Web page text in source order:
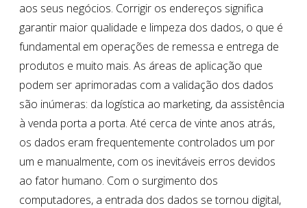
aos seus negócios. Corrigir os endereços significa
garantir maior qualidade e limpeza dos dados, o que é
fundamental em operações de remessa e entrega de
produtos e muito mais. As áreas de aplicação que
podem ser aprimoradas com a validação dos dados
são inúmeras: da logística ao marketing, da assistência
à venda porta a porta. Até cerca de vinte anos atrás,
os dados eram frequentemente controlados um por
um e manualmente, com os inevitáveis erros devidos
ao fator humano. Com o surgimento dos
computadores, a entrada dos dados se tornou digital,